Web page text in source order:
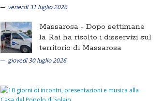
venerdì 31 luglio 2026
Massarosa - Dopo settimane
la Rai ha risolto i disservizi sul
territorio di Massarosa
giovedì 30 luglio 2026